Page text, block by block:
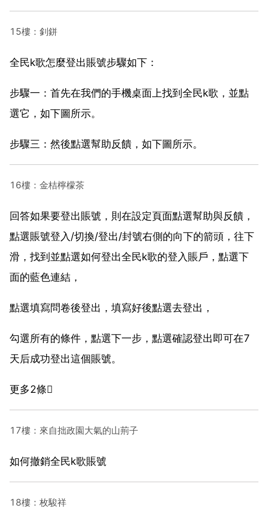
15樓：釗鉼
全民k歌怎麼登出賬號步驟如下：
步驟一：首先在我們的手機桌面上找到全民k歌，並點
選它，如下圖所示。
步驟三：然後點選幫助反饋，如下圖所示。
16樓：金桔檸檬茶
回答如果要登出賬號，則在設定頁面點選幫助與反饋，
點選賬號登入/切換/登出/封號右側的向下的箭頭，往下
滑，找到並點選如何登出全民k歌的登入賬戶，點選下
面的藍色連結，
點選填寫問卷後登出，填寫好後點選去登出，
勾選所有的條件，點選下一步，點選確認登出即可在7
天后成功登出這個賬號。
更多2條
17樓：來自拙政園大氣的山荊子
如何撤銷全民k歌賬號
18樓：枚駿祥